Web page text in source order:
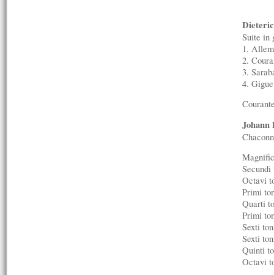
Suite in
1.
2.
3.
4. Gigue
Johann
Octavi
Primi
Quarti
Primi
Sexti
Sexti
Quinti
Octavi